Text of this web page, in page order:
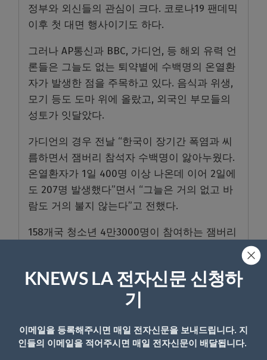
정부와 외신들의 관심이 크다. 코로나19 팬데믹
이후 첫 대면 행사이기도 하다.
그러나 AP통신과 BBC, 가디언, 등 해외 유력 언
론들은 그늘도 없는 퇴약볕에 수백명의 온열환
자가 발생한 점을 주목하고 있다. 음식과 위생,
모기 등도 도마 위에 올랐고, 외국인 부모들의
성토가 잇달았다.
가디언의 경우 전날 “한국이 장기간 폭염과 씨
름하면서 잼버리 참석자 수백명이 앓아누웠다.
온열환자가 1일 400명 이상 나온데 이어 2일에
도 207명 발생했다”면서 “그늘은 거의 없고 바
람도 거의 불지 않는다”고 전했다.
158개국 청소년 4만3000명이 참여하는 잼버리
KNEWS LA 전자신문 신청하
기
이메일을 등록해주시면 매일 전자신문을 보내드립니다. 지
인들의 이메일을 적어주시면 매일 전자신문이 배달됩니다.